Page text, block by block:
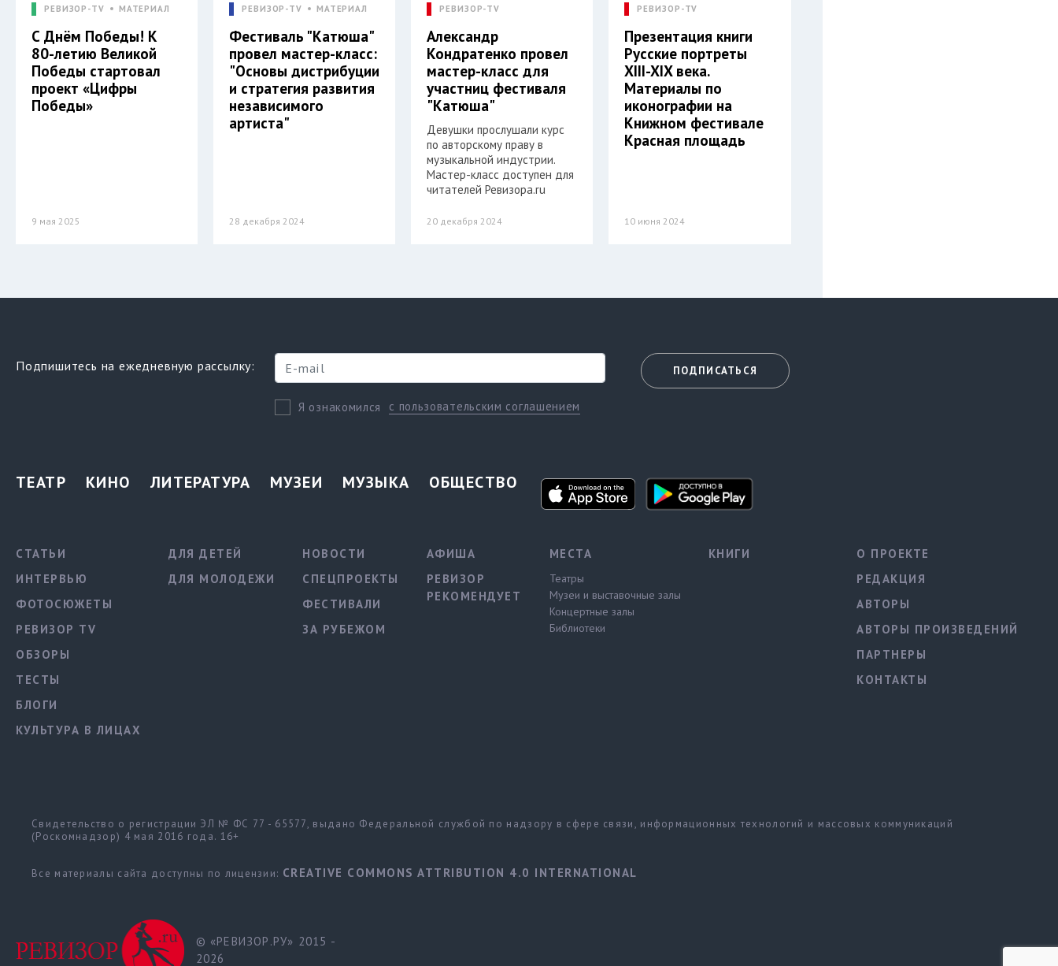
РЕВИЗОР-TV МАТЕРИАЛ
С Днём Победы! К
80-летию Великой
Победы стартовал
проект «Цифры
Победы»
9 мая 2025
РЕВИЗОР-TV МАТЕРИАЛ
Фестиваль "Катюша"
провел мастер-класс:
"Основы дистрибуции
и стратегия развития
независимого
артиста"
28 декабря 2024
РЕВИЗОР-TV
Александр
Кондратенко провел
мастер-класс для
участниц фестиваля
"Катюша"
Девушки прослушали курс
по авторскому праву в
музыкальной индустрии.
Мастер-класс доступен для
читателей Ревизора.ru
20 декабря 2024
РЕВИЗОР-TV
Презентация книги
Русские портреты
XIII-XIX века.
Материалы по
иконографии на
Книжном фестивале
Красная площадь
10 июня 2024
Подпишитесь на ежедневную рассылку:
Я ознакомился с пользовательским соглашением
ПОДПИСАТЬСЯ
ТЕАТР КИНО ЛИТЕРАТУРА МУЗЕИ МУЗЫКА ОБЩЕСТВО
СТАТЬИ
ИНТЕРВЬЮ
ФОТОСЮЖЕТЫ
РЕВИЗОР TV
ОБЗОРЫ
ТЕСТЫ
БЛОГИ
КУЛЬТУРА В ЛИЦАХ
ДЛЯ ДЕТЕЙ
ДЛЯ МОЛОДЕЖИ
НОВОСТИ
СПЕЦПРОЕКТЫ
ФЕСТИВАЛИ
ЗА РУБЕЖОМ
АФИША
РЕВИЗОР
РЕКОМЕНДУЕТ
МЕСТА
Театры
Музеи и выставочные залы
Концертные залы
Библиотеки
КНИГИ
О ПРОЕКТЕ
РЕДАКЦИЯ
АВТОРЫ
АВТОРЫ ПРОИЗВЕДЕНИЙ
ПАРТНЕРЫ
КОНТАКТЫ
Свидетельство о регистрации ЭЛ № ФС 77 - 65577, выдано Федеральной службой по надзору в сфере связи, информационных технологий и массовых коммуникаций
(Роскомнадзор) 4 мая 2016 года. 16+
Все материалы сайта доступны по лицензии: CREATIVE COMMONS ATTRIBUTION 4.0 INTERNATIONAL
© «РЕВИЗОР.РУ» 2015 -
2026